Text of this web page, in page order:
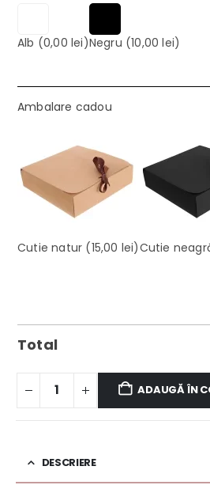
Alb (0,00 lei)Negru (10,00 lei)
Ambalare cadou
Cutie natur (15,00 lei)Cutie
Total
ADAUGĂ ÎN
DESCRIERE